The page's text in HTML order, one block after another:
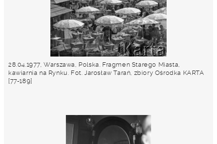
28.04.1977, Warszawa, Polska. Fragmen Starego Miasta,
kawiarnia na Rynku. Fot. Jarosław Tarań, zbiory Ośrodka KARTA
[77-189]